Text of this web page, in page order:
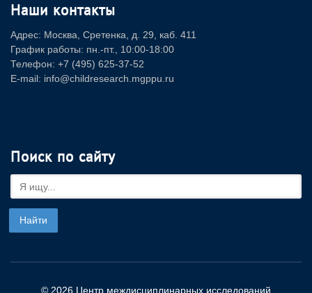
Наши контакты
Адрес: Москва, Сретенка, д. 29, каб. 411
График работы: пн.-пт., 10:00-18:00
Телефон: +7 (495) 625-37-52
E-mail: info@childresearch.mgppu.ru
Поиск по сайту
© 2026 Центр междисциплинарных исследований